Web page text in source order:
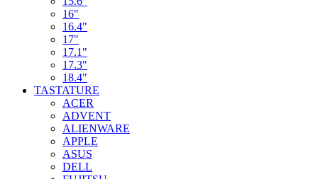
16"
16.4"
17"
17.1"
17.3"
18.4"
TASTATURE
ACER
ADVENT
ALIENWARE
APPLE
ASUS
DELL